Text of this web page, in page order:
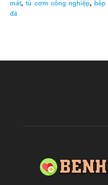
mát,tủ cơm công nghiệp,
đá